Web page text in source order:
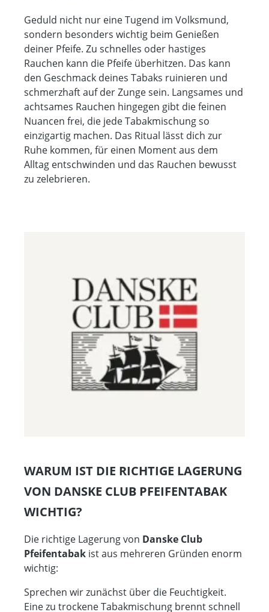
Geduld nicht nur eine Tugend im Volksmund,
sondern besonders wichtig beim Genießen
deiner Pfeife. Zu schnelles oder hastiges
Rauchen kann die Pfeife überhitzen. Das kann
den Geschmack deines Tabaks ruinieren und
schmerzhaft auf der Zunge sein. Langsames und
achtsames Rauchen hingegen gibt die feinen
Nuancen frei, die jede Tabakmischung so
einzigartig machen. Das Ritual lässt dich zur
Ruhe kommen, für einen Moment aus dem
Alltag entschwinden und das Rauchen bewusst
zu zelebrieren.
WARUM IST DIE RICHTIGE LAGERUNG
VON DANSKE CLUB PFEIFENTABAK
WICHTIG?
Die richtige Lagerung von Danske Club
Pfeifentabak ist aus mehreren Gründen enorm
wichtig:
Sprechen wir zunächst über die Feuchtigkeit.
Eine zu trockene Tabakmischung brennt schnell